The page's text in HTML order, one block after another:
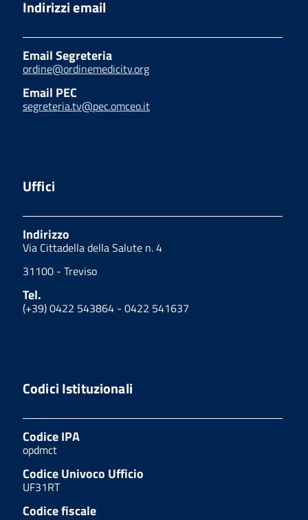
Indirizzi email
Email Segreteria
ordine@ordinemedicitv.org
Email PEC
segreteria.tv@pec.omceo.it
Uffici
Indirizzo
Via Cittadella della Salute n. 4
31100 - Treviso
Tel.
(+39) 0422 543864 - 0422 541637
Codici Istituzionali
Codice IPA
opdmct
Codice Univoco Ufficio
UF31RT
Codice fiscale